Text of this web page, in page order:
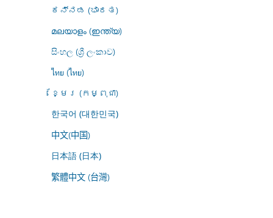
ಕನ್ನಡ (ಭಾರತ)
മലയാളം (ഇന്ത്യ)
සිංහල (ශ්‍රී ලංකාව)
ไทย (ไทย)
ខ្មែរ (កម្ពុជា)
한국어 (대한민국)
中文(中国)
日本語 (日本)
繁體中文 (台灣)